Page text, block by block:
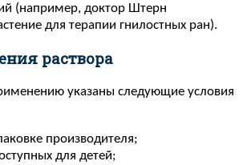
(например, доктор Штерн
для терапии гнилостных ран).
раствора
указаны следующие условия
производителя;
для детей;